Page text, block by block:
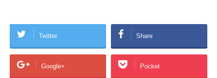
Twitter Share
Google+ Pocket